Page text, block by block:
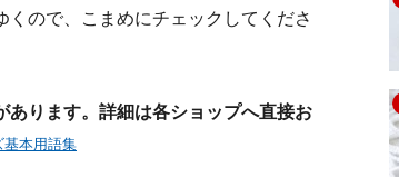
ので、こまめにチェックしてくださ
ります。詳細は各ショップへ直接お
基本用語集